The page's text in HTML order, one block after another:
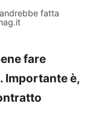
fatta
fare
Importante è,